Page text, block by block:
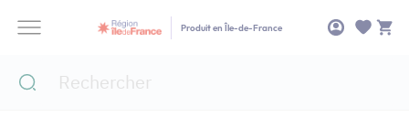
Produit en Île-de-France